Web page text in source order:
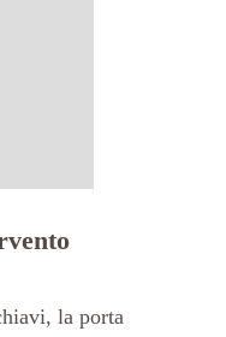
la porta